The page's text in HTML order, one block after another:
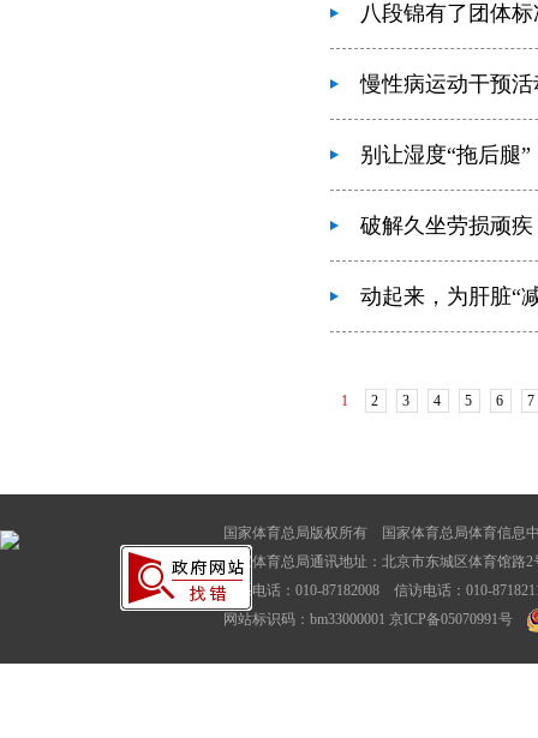
八段锦有了团体标
慢性病运动干预
别让湿度“拖后腿
破解久坐劳损顽
动起来，为肝脏“
1 2 3 4 5 6 7
国家体育总局版权所有 国家体育总局体育信息
国家体育总局通讯地址：北京市东城区体育馆
联系电话：010-87182008 信访电话：010-
网站标识码：bm33000001 京ICP备05070991号